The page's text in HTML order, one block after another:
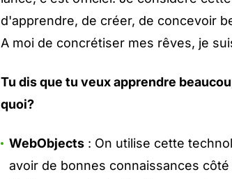
d'apprendre, de créer, de concevoir
A moi de concrétiser mes rêves, je
Tu dis que tu veux apprendre
quoi?
WebObjects : On utilise cette
avoir de bonnes connaissances